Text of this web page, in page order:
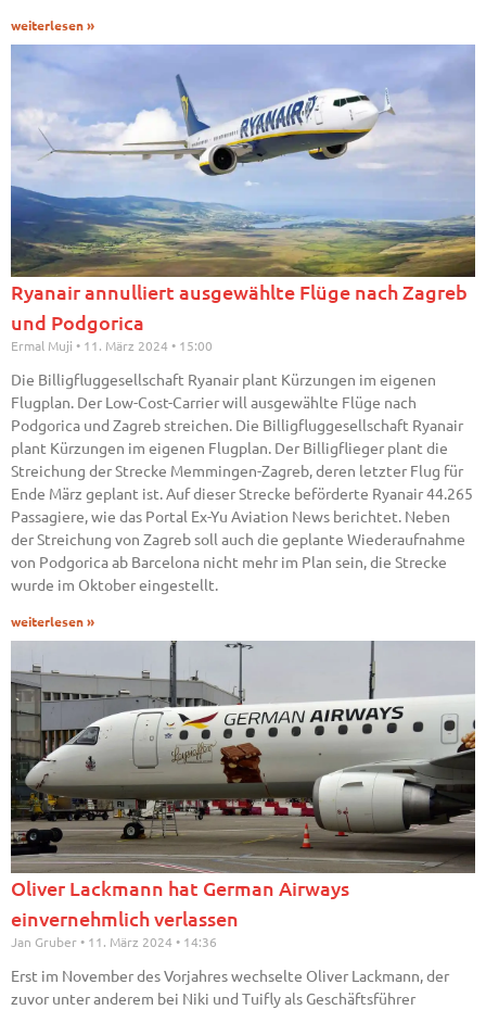
weiterlesen »
Ryanair annulliert ausgewählte Flüge nach Zagreb
und Podgorica
Ermal Muji 11. März 2024 15:00
Die Billigfluggesellschaft Ryanair plant Kürzungen im eigenen
Flugplan. Der Low-Cost-Carrier will ausgewählte Flüge nach
Podgorica und Zagreb streichen. Die Billigfluggesellschaft Ryanair
plant Kürzungen im eigenen Flugplan. Der Billigflieger plant die
Streichung der Strecke Memmingen-Zagreb, deren letzter Flug für
Ende März geplant ist. Auf dieser Strecke beförderte Ryanair 44.265
Passagiere, wie das Portal Ex-Yu Aviation News berichtet. Neben
der Streichung von Zagreb soll auch die geplante Wiederaufnahme
von Podgorica ab Barcelona nicht mehr im Plan sein, die Strecke
wurde im Oktober eingestellt.
weiterlesen »
Oliver Lackmann hat German Airways
einvernehmlich verlassen
Jan Gruber 11. März 2024 14:36
Erst im November des Vorjahres wechselte Oliver Lackmann, der
zuvor unter anderem bei Niki und Tuifly als Geschäftsführer